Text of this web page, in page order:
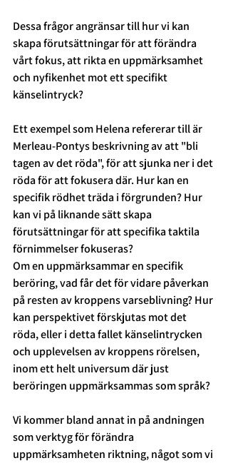
Dessa frågor angränsar till hur vi kan
skapa förutsättningar för att förändra
vårt fokus, att rikta en uppmärksamhet
och nyfikenhet mot ett specifikt
känselintryck?
Ett exempel som Helena refererar till är
Merleau-Pontys beskrivning av att "bli
tagen av det röda", för att sjunka ner i det
röda för att fokusera där. Hur kan en
specifik rödhet träda i förgrunden? Hur
kan vi på liknande sätt skapa
förutsättningar för att specifika taktila
förnimmelser fokuseras?
Om en uppmärksammar en specifik
beröring, vad får det för vidare påverkan
på resten av kroppens varseblivning? Hur
kan perspektivet förskjutas mot det
röda, eller i detta fallet känselintrycken
och upplevelsen av kroppens rörelsen,
inom ett helt universum där just
beröringen uppmärksammas som språk?
Vi kommer bland annat in på andningen
som verktyg för förändra
uppmärksamheten riktning, något som vi